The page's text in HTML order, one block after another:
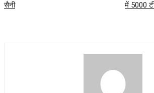
सैनी
में 5000